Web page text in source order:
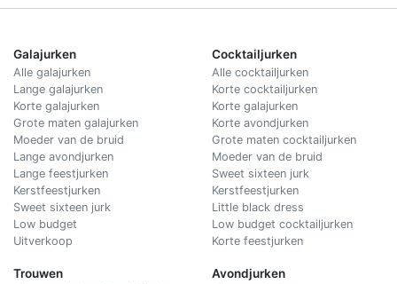
Galajurken
Alle galajurken
Lange galajurken
Korte galajurken
Grote maten galajurken
Moeder van de bruid
Lange avondjurken
Lange feestjurken
Kerstfeestjurken
Sweet sixteen jurk
Low budget
Uitverkoop
Trouwen
Cocktailjurken
Alle cocktailjurken
Korte cocktailjurken
Korte galajurken
Korte avondjurken
Grote maten cocktailjurken
Moeder van de bruid
Sweet sixteen jurk
Kerstfeestjurken
Little black dress
Low budget cocktailjurken
Korte feestjurken
Avondjurken